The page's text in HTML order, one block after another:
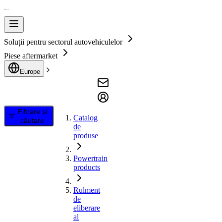
Soluții pentru sectorul autovehiculelor
Piese aftermarket
Europe
Filtrare și
căutare
Catalog
de
produse
Powertrain
products
Rulment
de
eliberare
al